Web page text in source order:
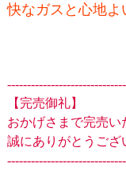
快なガスと心地よ
【完売御礼】
おかげさまで完売い
誠にありがとうござ